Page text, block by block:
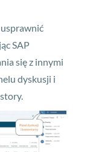
SAP
się z innymi
dyskusji i